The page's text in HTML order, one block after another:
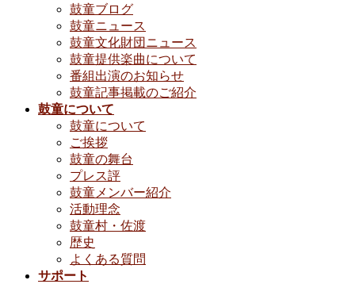
鼓童ブログ
鼓童ニュース
鼓童文化財団ニュース
鼓童提供楽曲について
番組出演のお知らせ
鼓童記事掲載のご紹介
鼓童について
鼓童について
ご挨拶
鼓童の舞台
プレス評
鼓童メンバー紹介
活動理念
鼓童村・佐渡
歴史
よくある質問
サポート